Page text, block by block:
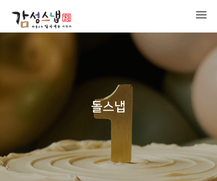
돌스냅